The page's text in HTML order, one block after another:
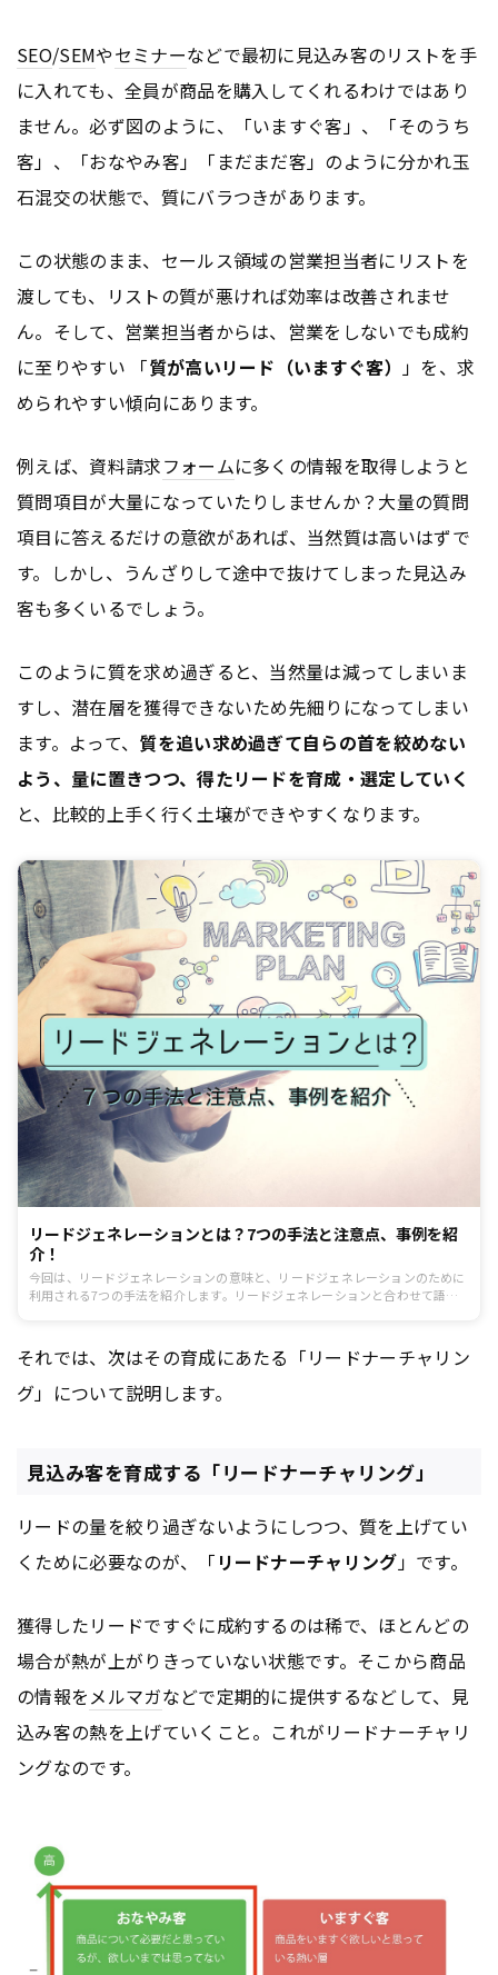
SEO/SEMやセミナーなどで最初に見込み客のリストを手
に入れても、全員が商品を購入してくれるわけではあり
ません。必ず図のように、「いますぐ客」、「そのうち
客」、「おなやみ客」「まだまだ客」のように分かれ玉
石混交の状態で、質にバラつきがあります。
この状態のまま、セールス領域の営業担当者にリストを
渡しても、リストの質が悪ければ効率は改善されませ
ん。そして、営業担当者からは、営業をしないでも成約
に至りやすい 「質が高いリード（いますぐ客） 」を、求
められやすい傾向にあります。
例えば、資料請求フォームに多くの情報を取得しようと
質問項目が大量になっていたりしませんか？大量の質問
項目に答えるだけの意欲があれば、当然質は高いはずで
す。しかし、うんざりして途中で抜けてしまった見込み
客も多くいるでしょう。
このように質を求め過ぎると、当然量は減ってしまいま
すし、潜在層を獲得できないため先細りになってしまい
ます。よって、 質を追い求め過ぎて自らの首を絞めない
よう、量に置きつつ、得たリードを育成・選定していく
と、比較的上手く行く土壌ができやすくなります。
リードジェネレーションとは？7つの手法と注意点、事例を紹
介！
今回は、リードジェネレーションの意味と、リードジェネレーションのために
利用される7つの手法を紹介します。リードジェネレーションと合わせて語ら
それでは、次はその育成にあたる「リードナーチャリン
グ」について説明します。
見込み客を育成する「リードナーチャリング」
リードの量を絞り過ぎないようにしつつ、質を上げてい
くために必要なのが、「 リードナーチャリング 」です。
獲得したリードですぐに成約するのは稀で、ほとんどの
場合が熱が上がりきっていない状態です。そこから商品
の情報を メルマガなどで定期的に提供するなどして、見
込み客の熱を上げていくこと。これがリードナーチャリ
ングなのです。